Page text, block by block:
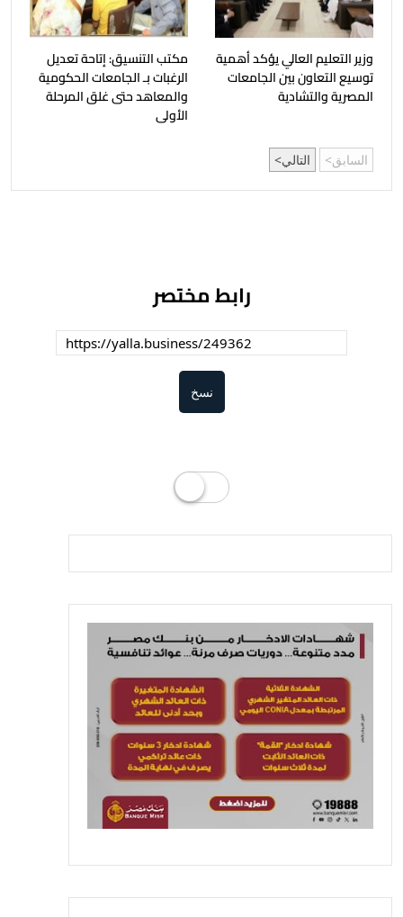
وزير التعليم العالي يؤكد أهمية
توسيع التعاون بين الجامعات
المصرية والتشادية
مكتب التنسيق: إتاحة تعديل
الرغبات بـ الجامعات الحكومية
والمعاهد حتى غلق المرحلة
الأولى
السابق التالي
رابط مختصر
نسخ